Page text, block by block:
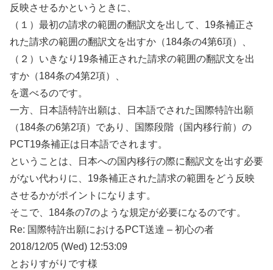
反映させるかというときに、
（１）最初の請求の範囲の翻訳文を出して、19条補正さ
れた請求の範囲の翻訳文を出すか（184条の4第6項）、
（２）いきなり19条補正された請求の範囲の翻訳文を出
すか（184条の4第2項）、
を選べるのです。
一方、日本語特許出願は、日本語でされた国際特許出願
（184条の6第2項）であり、国際段階（国内移行前）の
PCT19条補正は日本語でされます。
ということは、日本への国内移行の際に翻訳文を出す必要
がない代わりに、19条補正された請求の範囲をどう反映
させるかがポイントになります。
そこで、184条の7のような規定が必要になるのです。
Re: 国際特許出願におけるPCT送達 – 初心の者
2018/12/05 (Wed) 12:53:09
とおりすがりです様